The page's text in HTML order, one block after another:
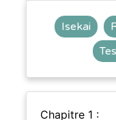
Isekai
Chapitre 1 :